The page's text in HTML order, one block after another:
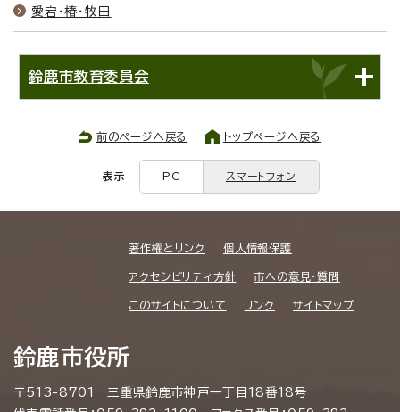
愛宕・椿・牧田
鈴鹿市教育委員会
前のページへ戻る トップページへ戻る
表示 PC スマートフォン
著作権とリンク 個人情報保護
アクセシビリティ方針 市への意見・質問
このサイトについて リンク サイトマップ
鈴鹿市役所
〒513-8701 三重県鈴鹿市神戸一丁目18番18号